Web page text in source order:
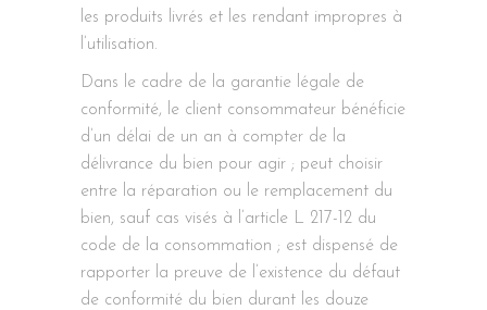
les produits livrés et les rendant impropres à
l’utilisation.
Dans le cadre de la garantie légale de
conformité, le client consommateur bénéficie
d’un délai de un an à compter de la
délivrance du bien pour agir ; peut choisir
entre la réparation ou le remplacement du
bien, sauf cas visés à l’article L 217-12 du
code de la consommation ; est dispensé de
rapporter la preuve de l’existence du défaut
de conformité du bien durant les douze